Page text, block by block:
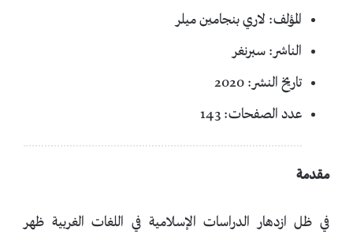
المؤلف: لاري بنجامين ميلر
الناشر: سبرنغر
تاريخ النشر: 2020
عدد الصفحات: 143
مقدمة
في ظل ازدهار الدراسات الإسلامية في اللغات الغربية ظهر